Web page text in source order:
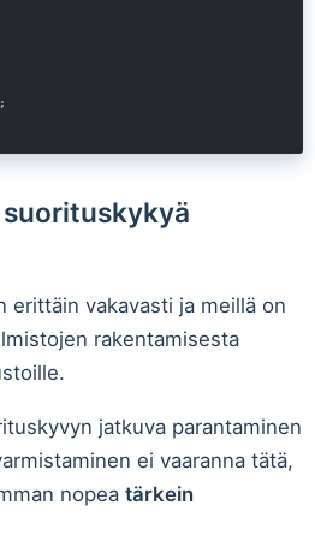
erittäin vakavasti ja meillä on
rakentamisesta
jatkuva parantaminen
ei vaaranna tätä,
nopea tärkein